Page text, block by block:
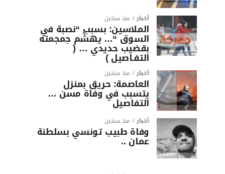
أخبار منذ سنتين
الملاسين: بسبب “نصبة في
السوق “… يهشّم جمجمته
بقضيب حديدي … (
التفـاصيل )
أخبار منذ سنتين
العاصمة: حريق بمنزل
يتسبب في وفاة مسن …
التفاصيل
أخبار منذ سنتين
وفاة طبيب تونسي بسلطنة
عمان ..